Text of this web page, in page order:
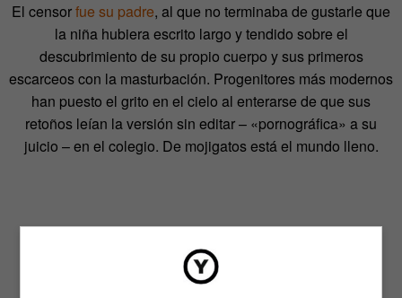
El censorfue su padre, al que no terminaba de gustarle que
la niña hubiera escrito largo y tendido sobre el
descubrimiento de su propio cuerpo y sus primeros
escarceos con la masturbación. Progenitores más modernos
han puesto el grito en el cielo al enterarse de que sus
retoños leían la versión sin editar – «pornográfica» a su
juicio – en el colegio. De mojigatos está el mundo lleno.